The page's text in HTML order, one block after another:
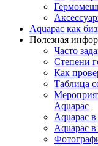
Aquapac как
Полезная
Часто
Степени
Как
Таблица
Aquapac
Aquapac
Aquapac